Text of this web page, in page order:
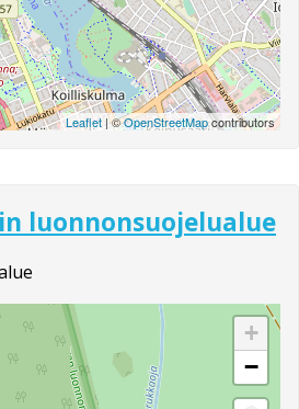
Leaflet| ©OpenStreetMapcontributors
luonnonsuojelualue
+
−